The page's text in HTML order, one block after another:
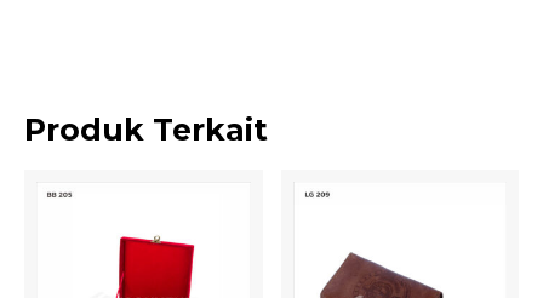
Produk Terkait